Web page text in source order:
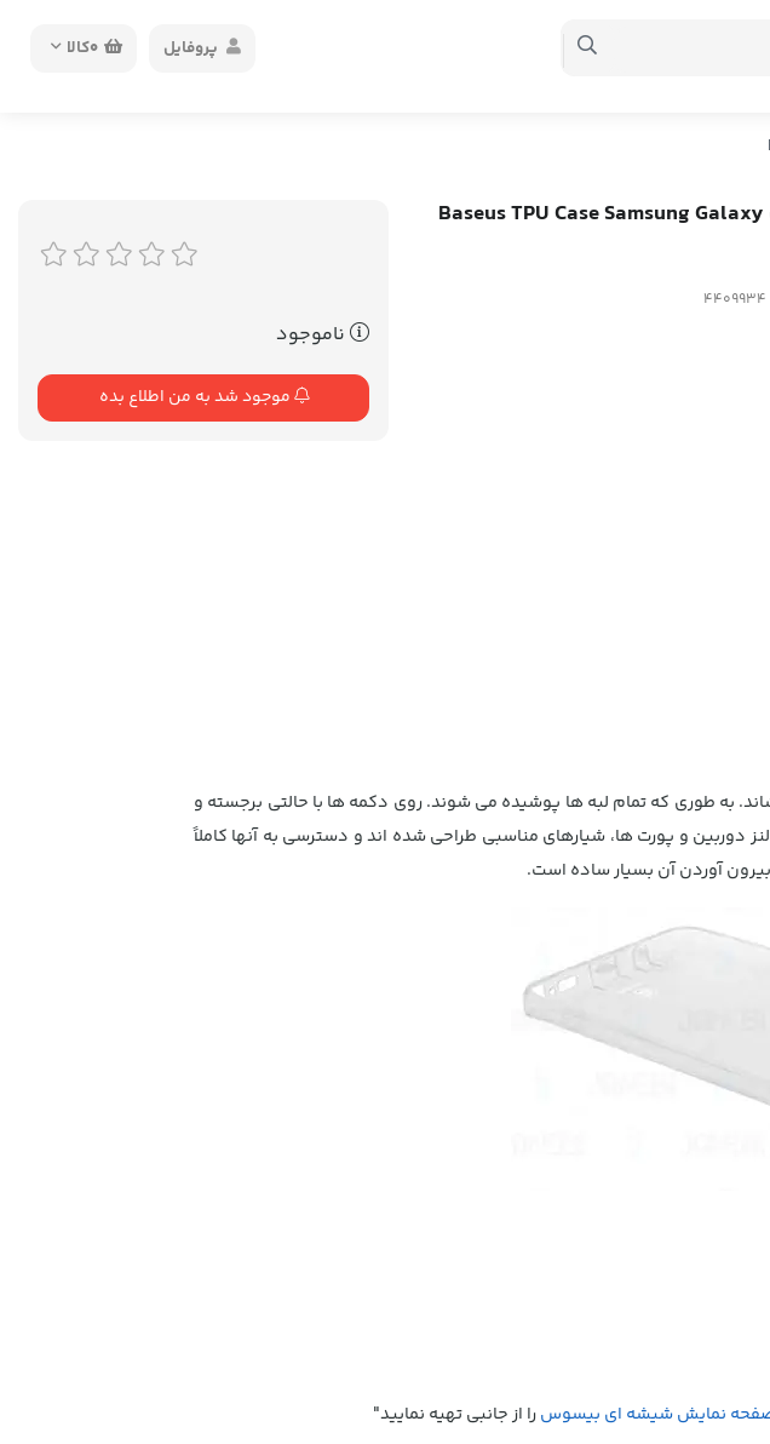
0کالا پروفایل
محافظ ژله ای بیسوس سامسونگ Baseus TPU Case Samsung Galaxy
ناموجود
موجود شد به من اطلاع بده
شفاف است که پشت و بامپر گوشی را به صورت 360 درجه می پوشاند. به طوری که تمام لبه ها پوشیده می شوند. روی دکمه ها با حالتی برجسته و
دوربین و پورت ها، شیارهای مناسبی طراحی شده اند و دسترسی به آنها کاملاً
آوردن آن بسیار ساده است.
نمایش شیشه ای بیسوسرا از جانبی تهیه نمایید"